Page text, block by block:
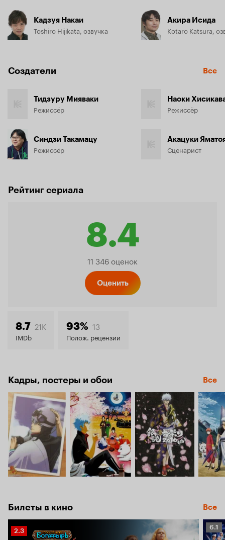
Кадзуя Накаи
Toshiro Hijikata, озвучка
Акира Исида
Kotaro Katsura,
Создатели Все
Тидзуру Мияваки
Режиссёр
Синдзи Такамацу
Режиссёр
Наоки
Режиссёр
Акацуки
Сценарист
Рейтинг сериала
8.4
Рейтинг
8.4
11 346 оценок
Оценить
8.7 21K
IMDb
93% 13
Полож. рецензии
Кадры, постеры и обои Все
Билеты в кино Все
Рейтинг
2.3 6.1